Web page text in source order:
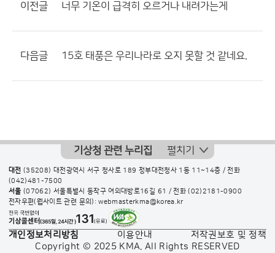
이전글 너무 기온이 급격히 오르거나 내려가는게
다음글 15호 태풍은 우리나라로 오지 못할 것 같네요.
기상청 관련 누리집 펼치기
대전 (35208) 대전광역시 서구 청사로 189 정부대전청사 1동 11~14층 / 전화
(042)481-7500
서울 (07062) 서울특별시 동작구 여의대방로16길 61 / 전화(02)2181-0900
전자우편(웹사이트 관련 문의): webmasterkma@korea.kr
개인정보처리방침 이용안내
저작권보호 및 정책
Copyright © 2025 KMA. All Rights RESERVED